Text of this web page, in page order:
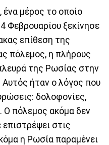
μέρος το οποίο
Φεβρουαρίου ξεκίνησε
επίθεση της
πόλεμος, η πλήρους
της Ρωσίας στην
Αυτός ήταν ο λόγος που
δολοφονίες,
Ο πόλεμος ακόμα δεν
επιστρέψει στις
η Ρωσία παραμένει